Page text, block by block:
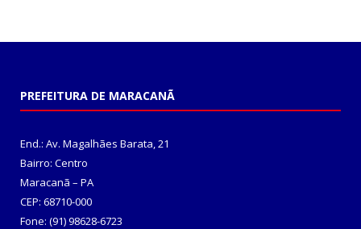
PREFEITURA DE MARACANÃ
End.: Av. Magalhães Barata, 21
Bairro: Centro
Maracanã – PA
CEP: 68710-000
Fone: (91) 98628-6723